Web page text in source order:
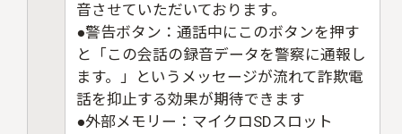
音させていただいております。
●警告ボタン：通話中にこのボタンを押す
と「この会話の録音データを警察に通報し
ます。」というメッセージが流れて詐欺電
話を抑止する効果が期待できます
●外部メモリー：マイクロSDスロット